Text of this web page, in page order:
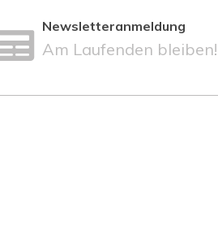
Newsletteranmeldung
Am Laufenden bleiben!